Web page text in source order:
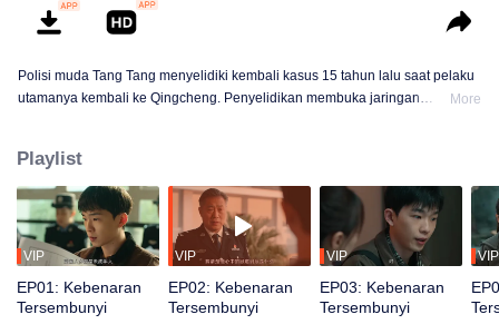
Polisi muda Tang Tang menyelidiki kembali kasus 15 tahun lalu saat pelaku
utamanya kembali ke Qingcheng. Penyelidikan membuka jaringan
dalang di balik semuanya ternyata adalah seseorang yang tak pernah ia
duga...
More
Playlist
VIP
EP01: Kebenaran
Tersembunyi
VIP
EP02: Kebenaran
Tersembunyi
VIP
EP03: Kebenaran
Tersembunyi
VIP